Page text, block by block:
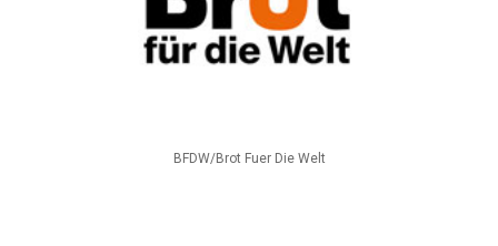
BFDW/Brot Fuer Die Welt